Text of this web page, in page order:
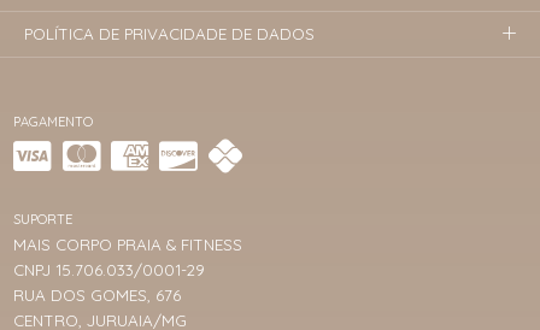
PAGAMENTO
SUPORTE
MAIS CORPO PRAIA & FITNESS
CNPJ 15.706.033/0001-29
RUA DOS GOMES, 676
CENTRO, JURUAIA/MG
POLÍTICA DE PRIVACIDADE DE DADOS